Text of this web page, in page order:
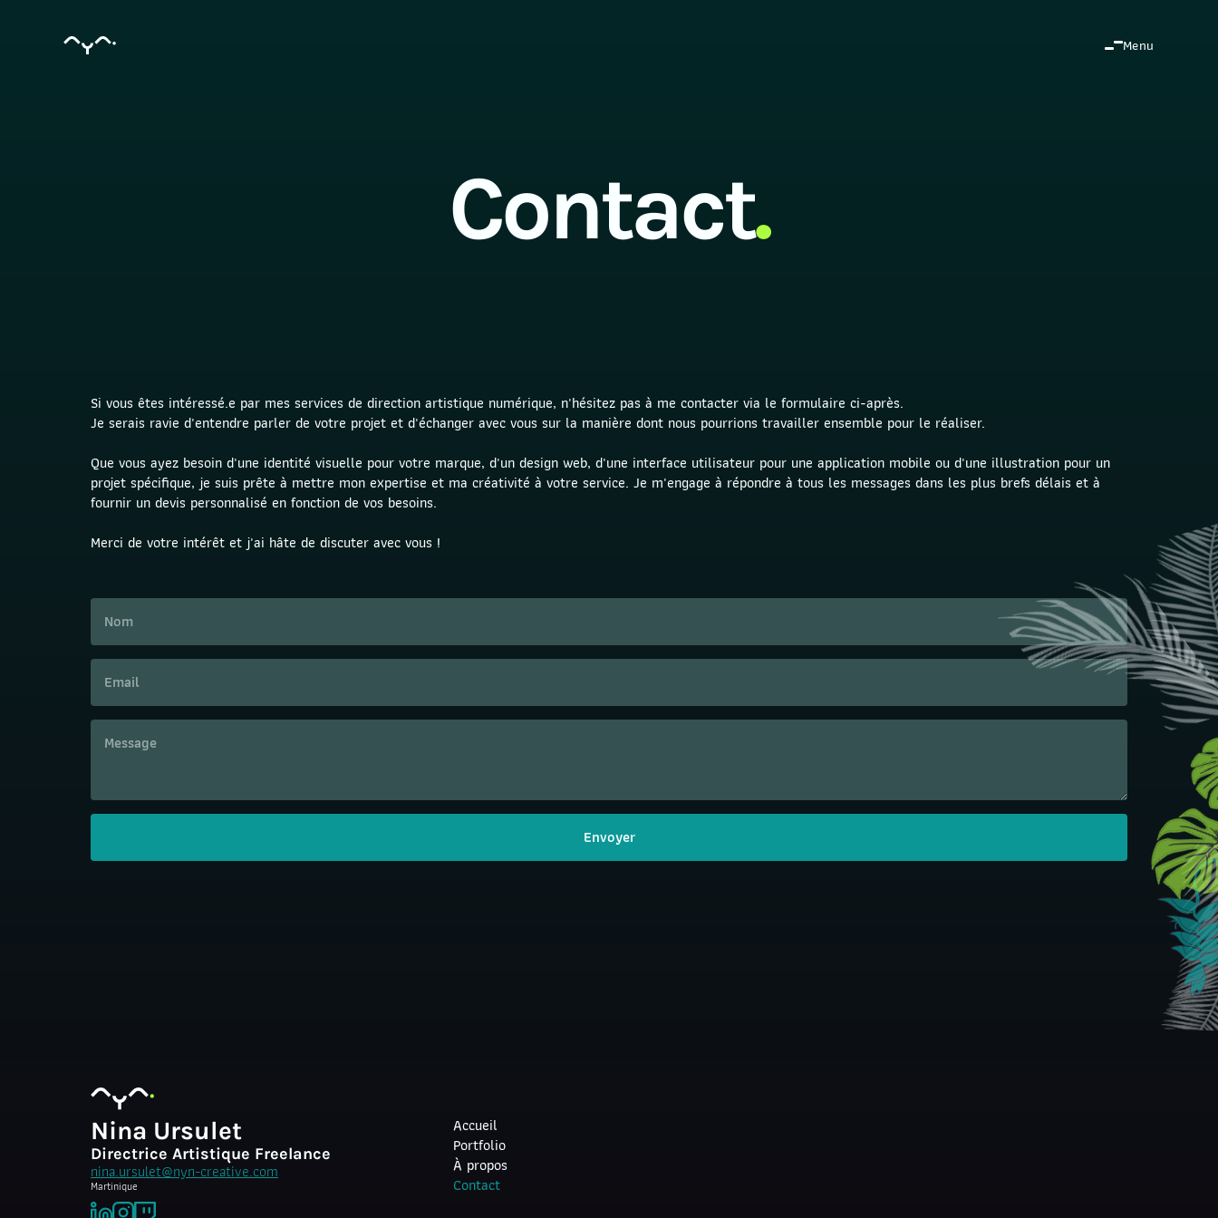
Menu
Contact.
Si vous êtes intéressé.e par mes services de direction artistique numérique, n'hésitez pas à me contacter via le formulaire ci-après.
Je serais ravie d'entendre parler de votre projet et d'échanger avec vous sur la manière dont nous pourrions travailler ensemble pour le réaliser.
Que vous ayez besoin d'une identité visuelle pour votre marque, d'un design web, d'une interface utilisateur pour une application mobile ou d'une illustration pour un
projet spécifique, je suis prête à mettre mon expertise et ma créativité à votre service. Je m'engage à répondre à tous les messages dans les plus brefs délais et à
fournir un devis personnalisé en fonction de vos besoins.
Merci de votre intérêt et j'ai hâte de discuter avec vous !
Nina Ursulet
Directrice Artistique Freelance
nina.ursulet@nyn-creative.com
Martinique
Accueil
Portfolio
À propos
Contact